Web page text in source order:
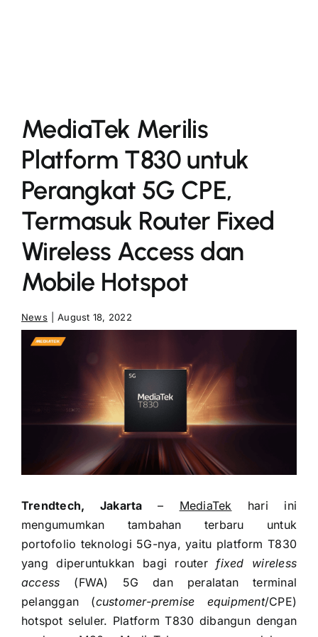
MediaTek Merilis
Platform T830 untuk
Perangkat 5G CPE,
Termasuk Router Fixed
Wireless Access dan
Mobile Hotspot
News August 18, 2022
Trendtech, Jakarta – MediaTek hari ini
mengumumkan tambahan terbaru untuk
portofolio teknologi 5G-nya, yaitu platform T830
yang diperuntukkan bagi routerfixed wireless
access (FWA) 5G dan peralatan terminal
pelanggan (customer-premise equipment/CPE)
hotspot seluler. Platform T830 dibangun dengan